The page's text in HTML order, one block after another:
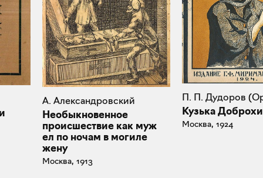
А. Александровский
Необыкновенное
происшествие как муж
ел по ночам в могиле
жену
Москва, 1913
П. П. Дудоров
Кузька
Москва, 1924